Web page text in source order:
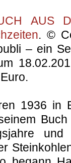
AUS
. ©
– ein
1936 in
Buch